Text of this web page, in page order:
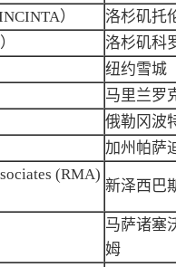
） 洛杉矶托
洛杉矶科
纽约雪城
马里兰罗
俄勒冈波
加州帕萨
(RMA)
新泽西巴
马萨诸塞
姆